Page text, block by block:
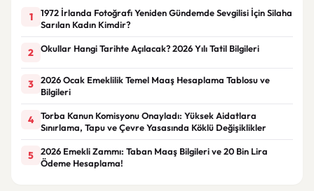
1
1972 İrlanda Fotoğrafı Yeniden Gündemde Sevgilisi İçin Silaha
Sarılan Kadın Kimdir?
2 Okullar Hangi Tarihte Açılacak? 2026 Yılı Tatil Bilgileri
3
2026 Ocak Emeklilik Temel Maaş Hesaplama Tablosu ve
Bilgileri
4
Torba Kanun Komisyonu Onayladı: Yüksek Aidatlara
Sınırlama, Tapu ve Çevre Yasasında Köklü Değişiklikler
5
2026 Emekli Zammı: Taban Maaş Bilgileri ve 20 Bin Lira
Ödeme Hesaplama!